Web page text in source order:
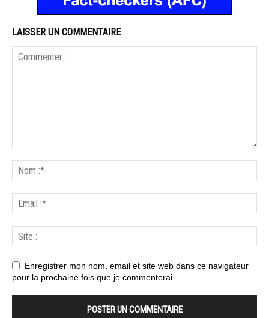
LAISSER UN COMMENTAIRE
Enregistrer mon nom, email et site web dans ce navigateur
pour la prochaine fois que je commenterai.